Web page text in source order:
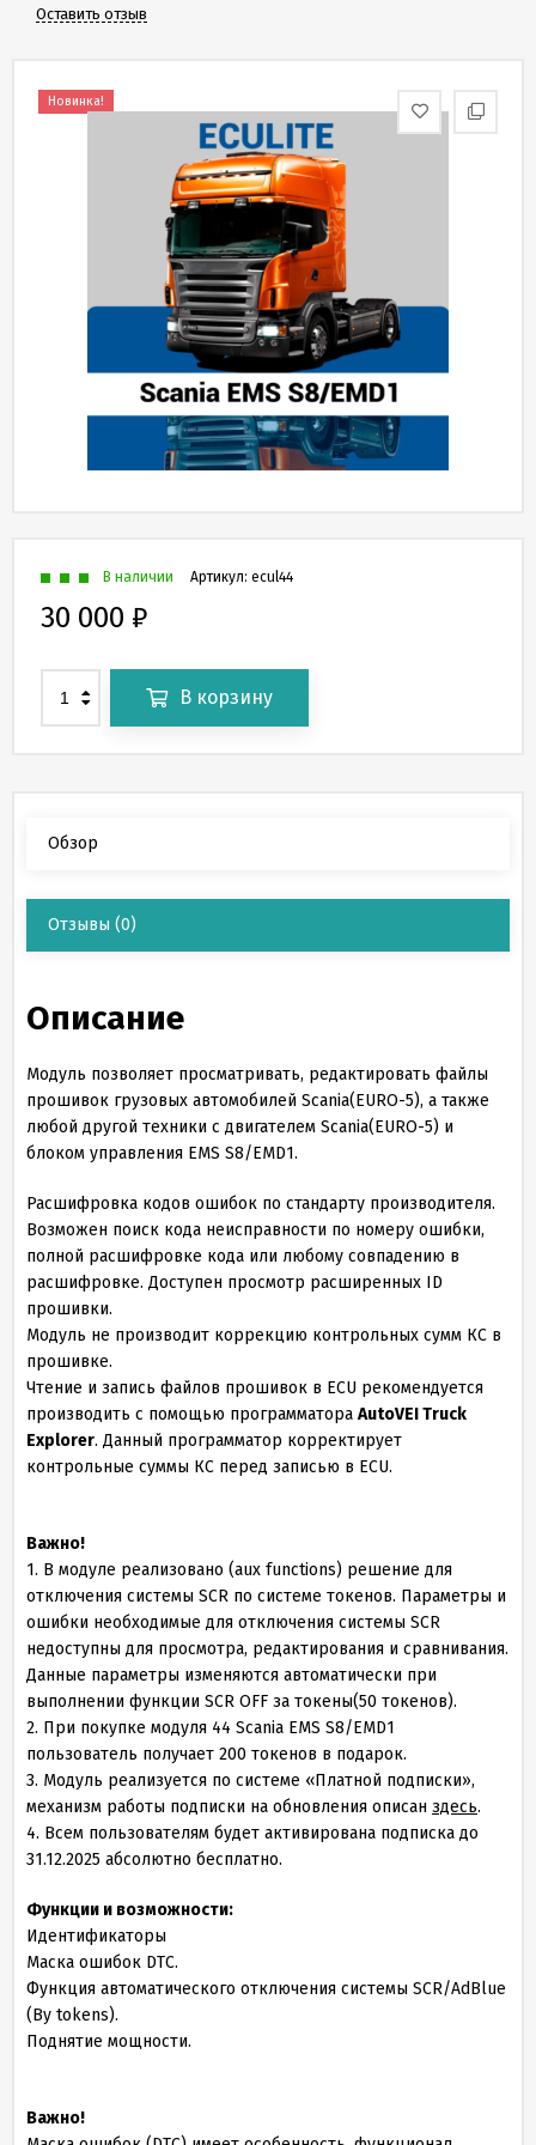
Скидки
конфиденциальности
Пользовательское
Новости
Оставить отзыв
Новинка!
Артикул: ecul44
В наличии
30 000 ₽
В корзину
Обзор
Отзывы (0)
Описание
Модуль позволяет просматривать, редактировать файлы
прошивок грузовых автомобилей Scania(EURO-5), a также
любой другой техники c двигателем Scania(EURO-5) и
блоком управления EMS S8/EMD1.
Расшифровка кодов ошибок по стандарту производителя.
Возможен поиск кода неисправности по номеру ошибки,
полной расшифровке кода или любому совпадению в
расшифровке. Доступен просмотр расширенных ID
прошивки.
Модуль не производит коррекцию контрольных сумм КС в
прошивке.
Чтение и запись файлов прошивок в ECU рекомендуется
производить с помощью программатора AutoVEI Truck
Explorer. Данный программатор корректирует
контрольные суммы КС перед записью в ECU.
Важно!
1. В модуле реализовано (aux functions) решение для
отключения системы SCR по системе токенов. Параметры и
ошибки необходимые для отключения системы SCR
недоступны для просмотра, редактирования и сравнивания.
Данные параметры изменяются автоматически при
выполнении функции SCR OFF за токены(50 токенов).
2. При покупке модуля 44 Scania EMS S8/EMD1
пользователь получает 200 токенов в подарок.
3. Модуль реализуется по системе «Платной подписки»,
механизм работы подписки на обновления описан здесь.
4. Всем пользователям будет активирована подписка до
31.12.2025 абсолютно бесплатно.
Функции и возможности:
Идентификаторы
Маска ошибок DTC.
Функция автоматического отключения системы SCR/AdBlue
(By tokens).
Поднятие мощности.
Важно!